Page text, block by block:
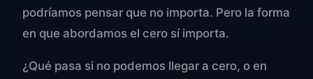
podríamos pensar que no importa. Pero la forma
en que abordamos el cero sí importa.
¿Qué pasa si no podemos llegar a cero, o en